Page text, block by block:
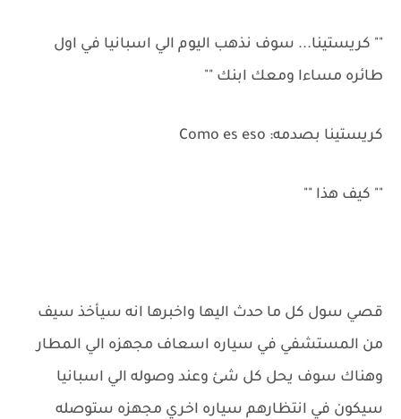
"" كريستينا... سوف نذهب اليوم الي اسبانيا في اول
طائره مساءا ومعك ابنك ""
كريستينا بصدمه: Como es eso
"" كيف هذا ""
قصي سول كل ما حدث اليها واخبرها انه سيأخذ سيف
من المستشفي في سياره اسعاف مجهزه الي المطار
وهناك سوف يحل كل شئ وعند وصوله الي اسبانيا
سيكون في انتظارهم سياره اخري مجهزه ستوصله